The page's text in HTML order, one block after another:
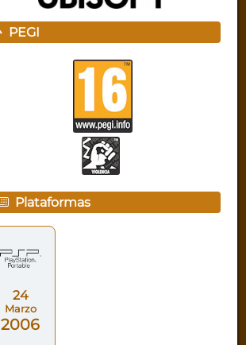
PEGI
Plataformas
24
Marzo
2006